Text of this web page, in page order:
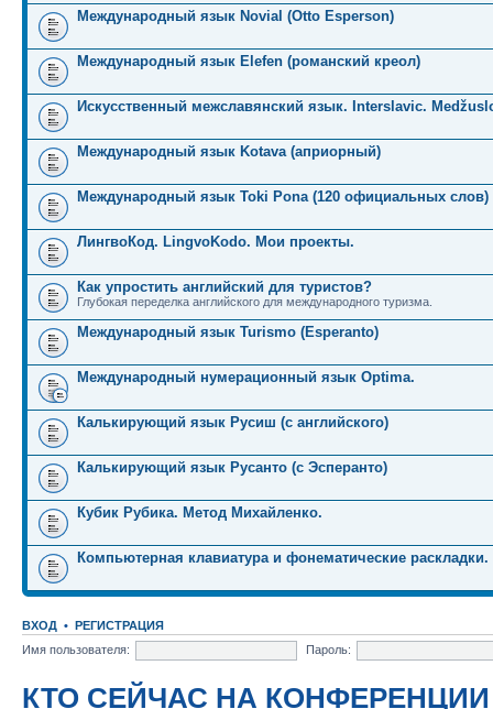
Международный язык Novial (Otto Esperson)
Международный язык Elefen (романский креол)
Искусственный межславянский язык. Interslavic.
Международный язык Kotava (априорный)
Международный язык Toki Pona (120 официальных слов)
ЛингвоКод. LingvoKodo. Мои проекты.
Как упростить английский для туристов?
Глубокая переделка английского для международного туризма.
Международный язык Turismo (Esperanto)
Международный нумерационный язык Optima.
Калькирующий язык Русиш (с английского)
Калькирующий язык Русанто (с Эсперанто)
Кубик Рубика. Метод Михайленко.
Компьютерная клавиатура и фонематические раскладки.
ВХОД • РЕГИСТРАЦИЯ
Имя пользователя:
Пароль:
КТО СЕЙЧАС НА КОНФЕРЕНЦИИ